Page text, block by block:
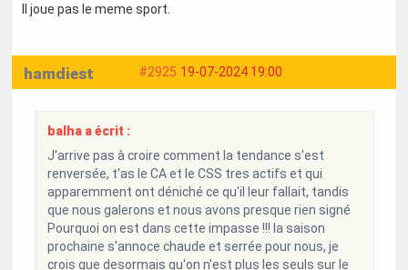
Il joue pas le meme sport.
#2925 19-07-2024 19:00
hamdiest
balha a écrit :
J'arrive pas à croire comment la tendance s'est
renversée, t'as le CA et le CSS tres actifs et qui
apparemment ont déniché ce qu'il leur fallait, tandis
que nous galerons et nous avons presque rien signé
Pourquoi on est dans cette impasse !!! la saison
prochaine s'annoce chaude et serrée pour nous, je
crois que desormais qu'on n'est plus les seuls sur le